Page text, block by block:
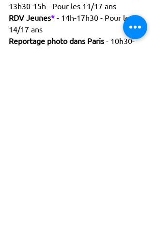
13h30-15h - Pour les 11/17 ans
RDV Jeunes* - 14h-17h30 - Pour les
14/17 ans
Reportage photo dans Paris - 10h30-